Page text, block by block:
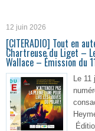
12 juin 2026
[CITERADIO] Tout en
Chartreuse du Liget –
Wallace – Émission du
Le